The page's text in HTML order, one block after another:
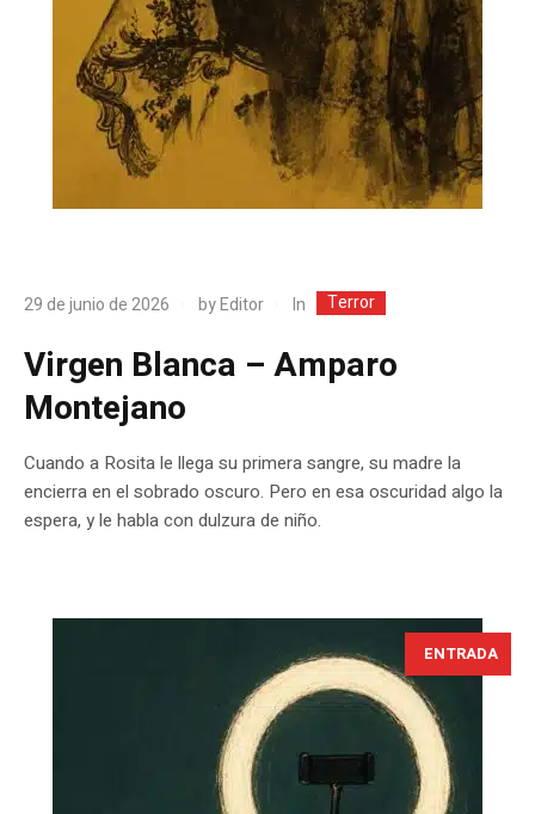
29 de junio de 2026 byEditor In Terror
Virgen Blanca – Amparo
Montejano
Cuando a Rosita le llega su primera sangre, su madre la
encierra en el sobrado oscuro. Pero en esa oscuridad algo la
espera, y le habla con dulzura de niño.
ENTRADA